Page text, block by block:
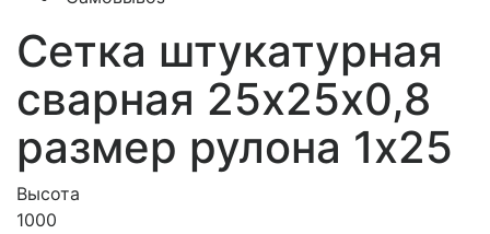
Сетка штукатурная
сварная 25х25х0,8
размер рулона 1х25
Высота
1000